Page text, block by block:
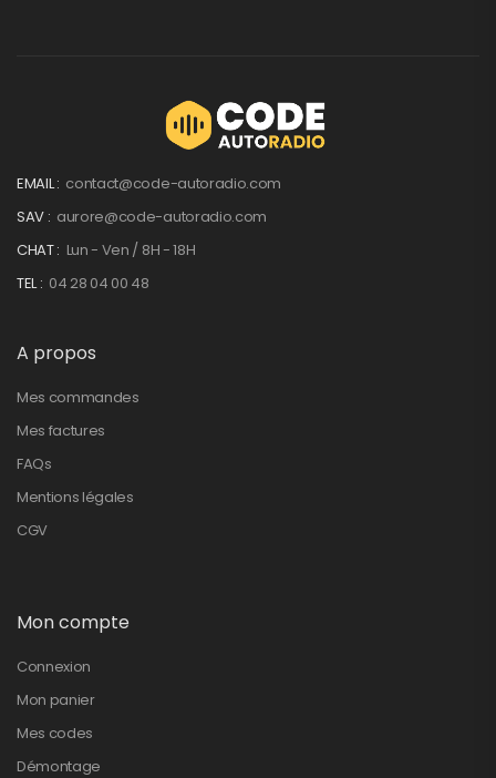
EMAIL : contact@code-autoradio.com
SAV : aurore@code-autoradio.com
CHAT : Lun - Ven / 8H - 18H
TEL : 04 28 04 00 48
A propos
Mes commandes
Mes factures
FAQs
Mentions légales
CGV
Mon compte
Connexion
Mon panier
Mes codes
Démontage